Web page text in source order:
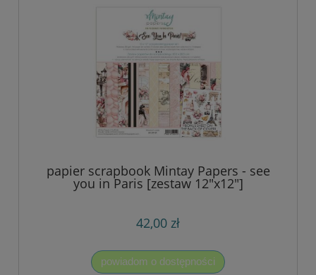
papier scrapbook Mintay Papers - see
you in Paris [zestaw 12"x12"]
42,00 zł
powiadom o dostępności